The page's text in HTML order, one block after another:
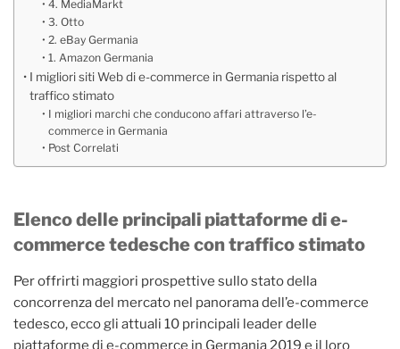
4. MediaMarkt
3. Otto
2. eBay Germania
1. Amazon Germania
I migliori siti Web di e-commerce in Germania rispetto al
traffico stimato
I migliori marchi che conducono affari attraverso l’e-
commerce in Germania
Post Correlati
Elenco delle principali piattaforme di e-
commerce tedesche con traffico stimato
Per offrirti maggiori prospettive sullo stato della
concorrenza del mercato nel panorama dell’e-commerce
tedesco, ecco gli attuali 10 principali leader delle
piattaforme di e-commerce in Germania 2019 e il loro